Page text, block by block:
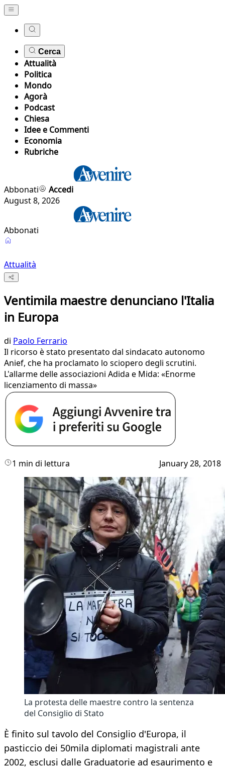
Cerca
Attualità
Politica
Mondo
Agorà
Podcast
Chiesa
Idee e Commenti
Economia
Rubriche
Abbonati
Accedi
August 8, 2026
Abbonati
Attualità
Ventimila maestre denunciano l'Italia
in Europa
di Paolo Ferrario
Il ricorso è stato presentato dal sindacato autonomo
Anief, che ha proclamato lo sciopero degli scrutini.
L'allarme delle associazioni Adida e Mida: «Enorme
licenziamento di massa»
1 min di lettura January 28, 2018
La protesta delle maestre contro la sentenza
del Consiglio di Stato
È finito sul tavolo del Consiglio d'Europa, il
pasticcio dei 50mila diplomati magistrali ante
2002, esclusi dalle Graduatorie ad esaurimento e